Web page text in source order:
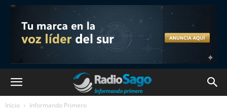
Inicio Informando Primero